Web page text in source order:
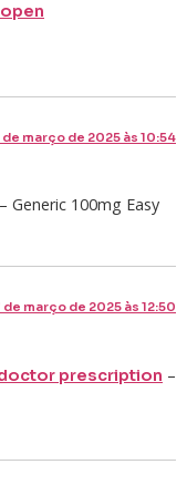
de março de 2025 às 10:54
– Generic 100mg Easy
de março de 2025 às 12:50
prescription –